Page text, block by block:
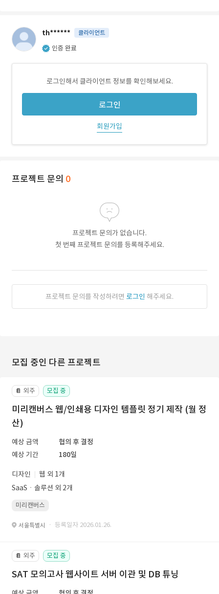
th****** 클라이언트
인증 완료
로그인해서 클라이언트 정보를 확인해보세요.
로그인
회원가입
프로젝트 문의 0
프로젝트 문의가 없습니다.
첫 번째 프로젝트 문의를 등록해주세요.
프로젝트 문의를 작성하려면 로그인 해주세요.
모집 중인 다른 프로젝트
📔 외주 모집 중
미리캔버스 웹/인쇄용 디자인 템플릿 정기 제작 (월 정
산)
예상 금액
협의 후 결정
예상 기간
180일
디자인
웹 외 1개
SaaSㆍ솔루션 외 2개
미리캔버스
서울특별시 · 등록일자 2026.01.26.
📔 외주 모집 중
SAT 모의고사 웹사이트 서버 이관 및 DB 튜닝